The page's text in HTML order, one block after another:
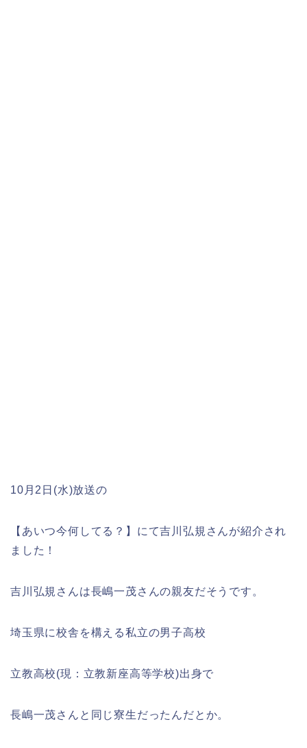
10月2日(水)放送の
【あいつ今何してる？】にて吉川弘規さんが紹介され
ました！
吉川弘規さんは長嶋一茂さんの親友だそうです。
埼玉県に校舎を構える私立の男子高校
立教高校(現：立教新座高等学校)出身で
長嶋一茂さんと同じ寮生だったんだとか。